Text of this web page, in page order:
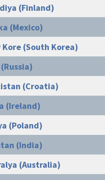
(Finland)
(Mexico)
Kore (South Korea)
(Croatia)
(Ireland)
(Poland)
(India)
(Australia)